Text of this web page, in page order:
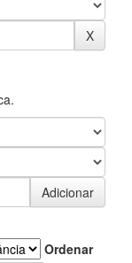
Ordenar